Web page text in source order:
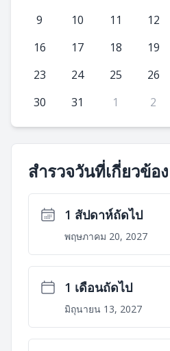
9 10 11 12
16
17 18 19
23
24 25 26
30
31 1 2
สำรวจวันที่เกี่ยวข้อง
1 สัปดาห์ถัดไป
พฤษภาคม 20, 2027
1 เดือนถัดไป
มิถุนายน 13, 2027